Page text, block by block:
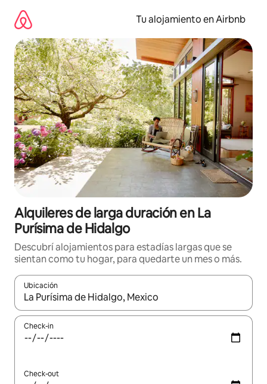
contenido
Tu alojamiento en Airbnb
Alquileres de larga duración en La
Purísima de Hidalgo
Descubrí alojamientos para estadías largas que se
sientan como tu hogar, para quedarte un mes o más.
Ubicación
Cuando los resultados estén disponibles, navegá con las
Check-in
Check-out